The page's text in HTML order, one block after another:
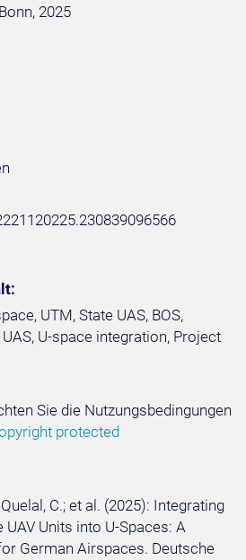
2025
UTM, State UAS, BOS,
U-space integration, Project
Sie die Nutzungsbedingungen
protected
C.; et al. (2025): Integrating
Units into U-Spaces: A
German Airspaces. Deutsche